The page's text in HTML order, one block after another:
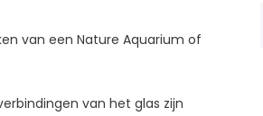
van een Nature Aquarium of
van het glas zijn